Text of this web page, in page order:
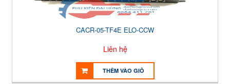
CACR-05-TF4E ELO-CCW
Liên hệ
THÊM VÀO GIỎ